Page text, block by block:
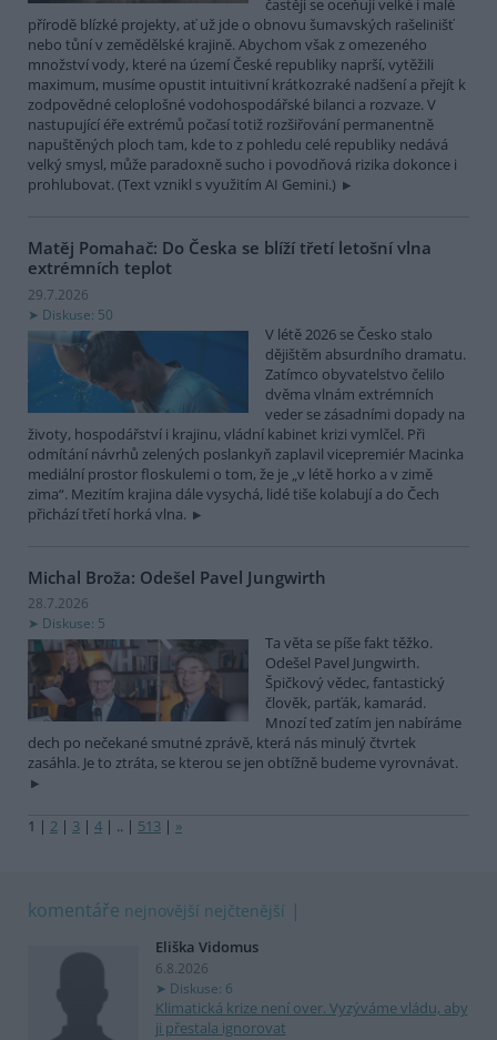
častěji se oceňují velké i malé
přírodě blízké projekty, ať už jde o obnovu šumavských rašelinišť
nebo tůní v zemědělské krajině. Abychom však z omezeného
množství vody, které na území České republiky naprší, vytěžili
maximum, musíme opustit intuitivní krátkozraké nadšení a přejít k
zodpovědné celoplošné vodohospodářské bilanci a rozvaze. V
nastupující éře extrémů počasí totiž rozšiřování permanentně
napuštěných ploch tam, kde to z pohledu celé republiky nedává
velký smysl, může paradoxně sucho i povodňová rizika dokonce i
prohlubovat. (Text vznikl s využitím AI Gemini.)
Matěj Pomahač: Do Česka se blíží třetí letošní vlna
extrémních teplot
29.7.2026
Diskuse: 50
V létě 2026 se Česko stalo
dějištěm absurdního dramatu.
Zatímco obyvatelstvo čelilo
dvěma vlnám extrémních
veder se zásadními dopady na
životy, hospodářství i krajinu, vládní kabinet krizi vymlčel. Při
odmítání návrhů zelených poslankyň zaplavil vicepremiér Macinka
mediální prostor floskulemi o tom, že je „v létě horko a v zimě
zima“. Mezitím krajina dále vysychá, lidé tiše kolabují a do Čech
přichází třetí horká vlna.
Michal Broža: Odešel Pavel Jungwirth
28.7.2026
Diskuse: 5
Ta věta se píše fakt těžko.
Odešel Pavel Jungwirth.
Špičkový vědec, fantastický
člověk, parťák, kamarád.
Mnozí teď zatím jen nabíráme
dech po nečekané smutné zprávě, která nás minulý čtvrtek
zasáhla. Je to ztráta, se kterou se jen obtížně budeme vyrovnávat.
1 | 2 | 3 | 4 | .. | 513 | »
komentáře nejnovější nejčtenější
Eliška Vidomus
6.8.2026
Diskuse: 6
Klimatická krize není over. Vyzýváme vládu, aby
ji přestala ignorovat